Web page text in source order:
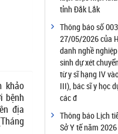
khảo
bệnh
địa
Công bố đủ
côn trùng, diệt
Công bố cơ sở
trường lao động
Công bố hồ sơ
Công bố cơ sở
Cơ sở Massage
Cơ sở thẩm mỹ
tỉnh Đắk Lắk
Thông báo số
27/05/2026 của
danh nghề
sinh dự xét
từ y sĩ hạng IV
III), bác sĩ y học
các đ
Thông báo Lịch
Sở Y tế năm 2026